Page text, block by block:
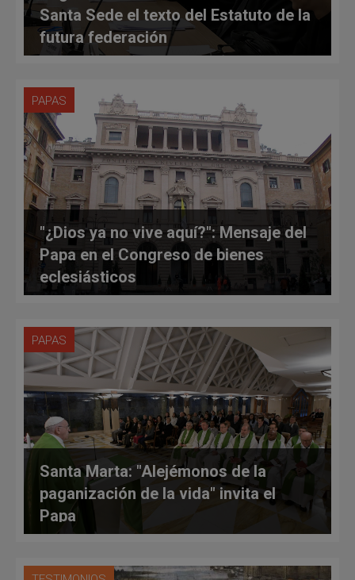
Santa Sede el texto del Estatuto de la
futura federación
PAPAS
"¿Dios ya no vive aquí?": Mensaje del
Papa en el Congreso de bienes
eclesiásticos
PAPAS
Santa Marta: "Alejémonos de la
paganización de la vida" invita el
Papa